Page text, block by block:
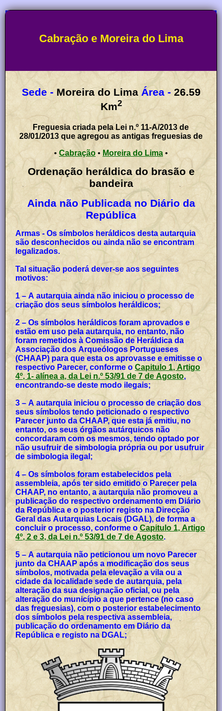
Cabração e Moreira do Lima
Sede - Moreira do Lima Área - 26.59
Km2
Freguesia criada pela Lei n.º 11-A/2013 de
28/01/2013 que agregou as antigas freguesias de
• Cabração • Moreira do Lima •
Ordenação heráldica do brasão e
bandeira
Ainda não Publicada no Diário da
República
Armas - Os símbolos heráldicos desta autarquia
são desconhecidos ou ainda não se encontram
legalizados.
Tal situação poderá dever-se aos seguintes
motivos:
1 – A autarquia ainda não iniciou o processo de
criação dos seus símbolos heráldicos;
2 – Os símbolos heráldicos foram aprovados e
estão em uso pela autarquia, no entanto, não
foram remetidos à Comissão de Heráldica da
Associação dos Arqueólogos Portugueses
(CHAAP) para que esta os aprovasse e emitisse o
respectivo Parecer, conforme oCapitulo 1, Artigo
4º, 1- alínea a, da Lei n.º 53/91 de 7 de Agosto,
encontrando-se deste modo ilegais;
3 – A autarquia iniciou o processo de criação dos
seus símbolos tendo peticionado o respectivo
Parecer junto da CHAAP, que esta já emitiu, no
entanto, os seus órgãos autárquicos não
concordaram com os mesmos, tendo optado por
não usufruir de simbologia própria ou por usufruir
de simbologia ilegal;
4 – Os símbolos foram estabelecidos pela
assembleia, após ter sido emitido o Parecer pela
CHAAP, no entanto, a autarquia não promoveu a
publicação do respectivo ordenamento em Diário
da República e o posterior registo na Direcção
Geral das Autarquias Locais (DGAL), de forma a
concluir o processo, conforme oCapitulo 1, Artigo
4º, 2 e 3, da Lei n.º 53/91 de 7 de Agosto.
5 – A autarquia não peticionou um novo Parecer
junto da CHAAP após a modificação dos seus
símbolos, motivada pela elevação a vila ou a
cidade da localidade sede de autarquia, pela
alteração da sua designação oficial, ou pela
alteração do município a que pertence (no caso
das freguesias), com o posterior estabelecimento
dos símbolos pela respectiva assembleia,
publicação do ordenamento em Diário da
República e registo na DGAL;